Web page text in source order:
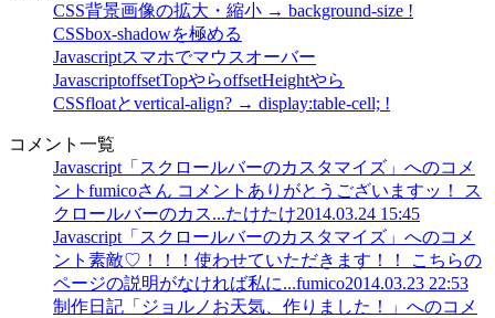
CSS背景画像の拡大・縮小 → background-size !
CSSbox-shadowを極める
Javascriptスマホでマウスオーバー
JavascriptoffsetTopやらoffsetHeightやら
CSSfloatとvertical-align? → display:table-cell; !
コメント一覧
Javascript「スクロールバーのカスタマイズ」へのコメ
ント fumicoさん コメントありがとうございますッ！ ス
クロールバーのカス...たけたけ2014.03.24 15:45
Javascript「スクロールバーのカスタマイズ」へのコメ
ント 素敵♡！！！使わせていただきます！！ こちらの
ページの説明がなければ私に...fumico2014.03.23 22:53
制作日記「ジョルノお天気、作りました！」へのコメ